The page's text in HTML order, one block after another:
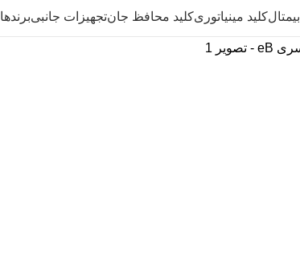
بیمتالکلید مینیاتوریکلید محافظ جانتجهیزات جانبیبرندها